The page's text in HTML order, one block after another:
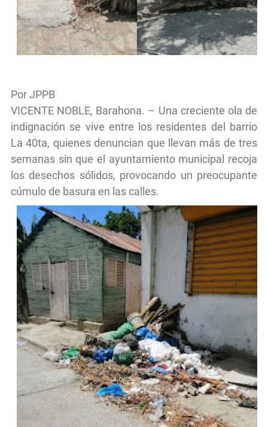
Por JPPB
VICENTE NOBLE, Barahona. – Una creciente ola de
indignación se vive entre los residentes del barrio
La 40ta, quienes denuncian que llevan más de tres
semanas sin que el ayuntamiento municipal recoja
los desechos sólidos, provocando un preocupante
cúmulo de basura en las calles.